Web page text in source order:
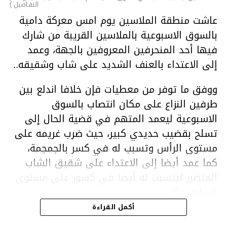
التفـاصيل )
عاشت منطقة الملاسين يوم امس معركة دامية
بالسوق الاسبوعية بالملاسين القريبة من شارك
فيها أحد المنحرفين المعروفين بالجهة، وعمد
إلى الاعتداء بالعنف الشديد على شاب وشقيقه..
ووفق ما توفر من معطيات فإن خلافا اندلع بين
طرفين النزاع على مكان انتصاب بالسوق
الاسبوعية ليعمد المتهم في قضية الحال إلى
تسلح بقضيب حديدي كبير، حيث ضرب غريمه على
مستوى الرأس وتسبب له في كسر بالجمجمة،
كما عمد أيضا إلى الاعتداء على شقيق الشاب
المتضرر ليتسبب له أيضا في كسور على مستوى
هذا وقد تمكن أعوان مركز الأمن الوطني بحي
هلال في توقيت قياسي من محاصرة المشتبه به
أكمل القراءة